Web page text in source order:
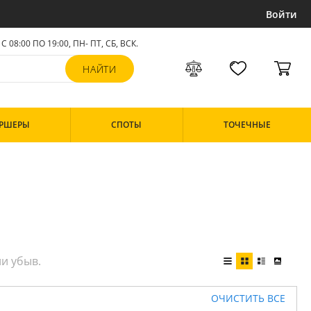
Войти
С 08:00 ПО 19:00, ПН- ПТ, СБ, ВСК.
СПОТЫ ТОЧЕЧНЫЕ
ОЧИСТИТЬ ВСЕ